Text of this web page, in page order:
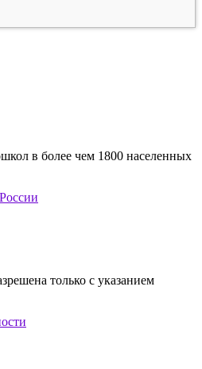
в более чем 1800 населенных
только с указанием